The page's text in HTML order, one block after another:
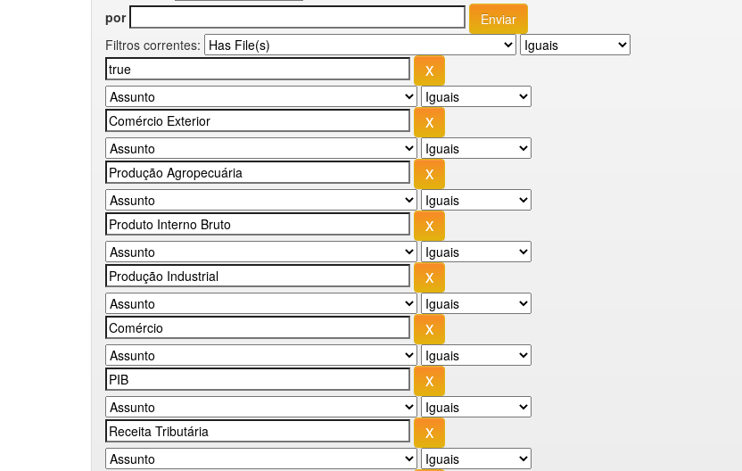
por
Filtros correntes: